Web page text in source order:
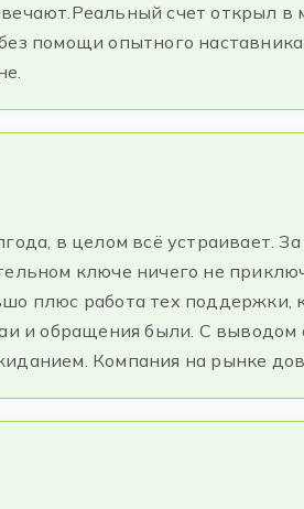
счет открыл
помощи опытного
в целом всё устраивает.
ключе ничего не
плюс работа тех поддержки,
и обращения были. С выводом
Компания на рынке